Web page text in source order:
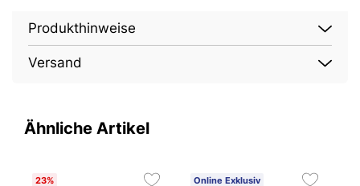
Produkthinweise
Versand
Ähnliche Artikel
23%
Online Exklusiv